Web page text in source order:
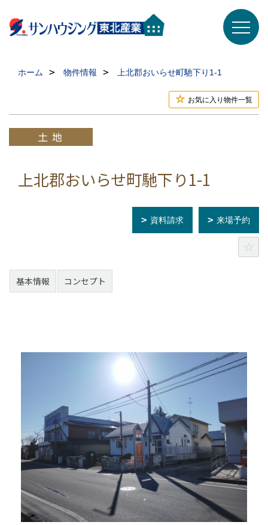
ホーム 物件情報 上北郡おいらせ町馳下り1-1
お気に入り物件一覧
上北郡おいらせ町馳下り1-1
資料請求 来場予約
基本情報 コンセプト